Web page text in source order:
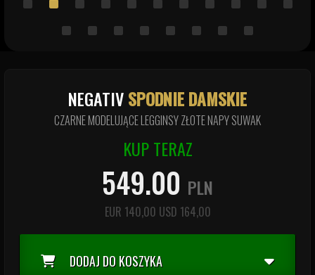
NEGATIVSPODNIE DAMSKIE
CZARNE MODELUJĄCE LEGGINSY ZŁOTE NAPY SUWAK
KUP TERAZ
549.00 PLN
EUR 140,00 USD 164,00
DODAJ DO KOSZYKA